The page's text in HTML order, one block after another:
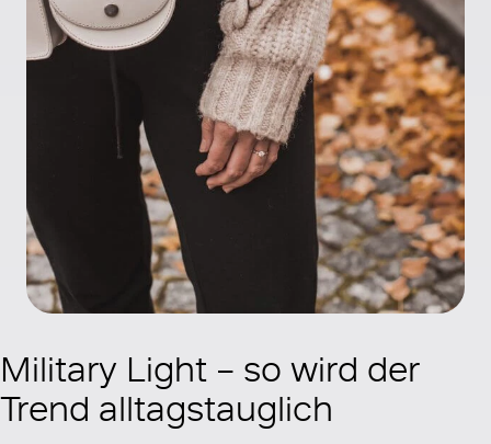
Military Light – so wird der
Trend alltagstauglich